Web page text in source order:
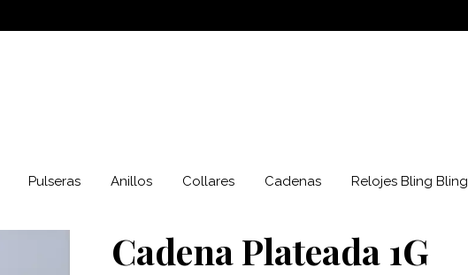
Pulseras Anillos Collares Cadenas Relojes Bling Bling
Cadena Plateada 1G